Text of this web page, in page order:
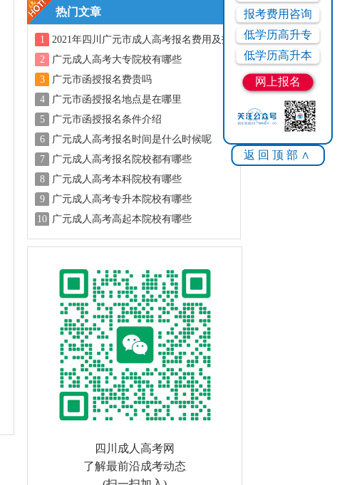
报考费用咨询
低学历高升专
低学历高升本
网上报名
返回顶部∧
热门文章
1 2021年四川广元市成人高考报名费用及报
名方式
2
广元成人高考大专院校有哪些
3
广元市函授报名费贵吗
4
广元市函授报名地点是在哪里
5
广元市函授报名条件介绍
6
广元成人高考报名时间是什么时候呢
7
广元成人高考报名院校都有哪些
8
广元成人高考本科院校有哪些
9
广元成人高考专升本院校有哪些
10 广元成人高考高起本院校有哪些
四川成人高考网
了解最前沿成考动态